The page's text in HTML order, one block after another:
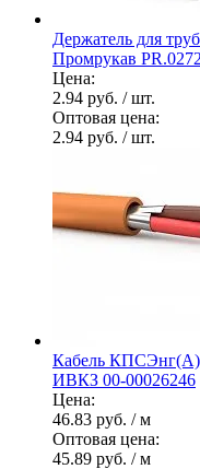
Держатель для
Промрукав
Цена:
2.94 руб. / шт.
Оптовая цена:
2.94 руб. / шт.
Кабель
ИВКЗ 00-00026246
Цена:
46.83 руб. / м
Оптовая цена:
45.89 руб. / м